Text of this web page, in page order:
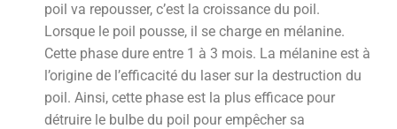
poil va repousser, c’est la croissance du poil.
Lorsque le poil pousse, il se charge en mélanine.
Cette phase dure entre 1 à 3 mois. La mélanine est à
l’origine de l’efficacité du laser sur la destruction du
poil. Ainsi, cette phase est la plus efficace pour
détruire le bulbe du poil pour empêcher sa